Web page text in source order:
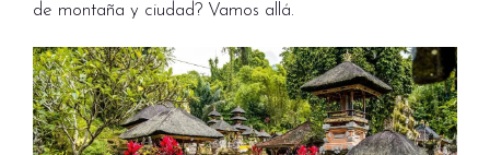
de montaña y ciudad? Vamos allá.